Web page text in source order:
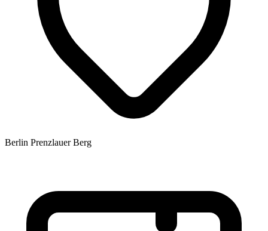
Berlin Prenzlauer Berg